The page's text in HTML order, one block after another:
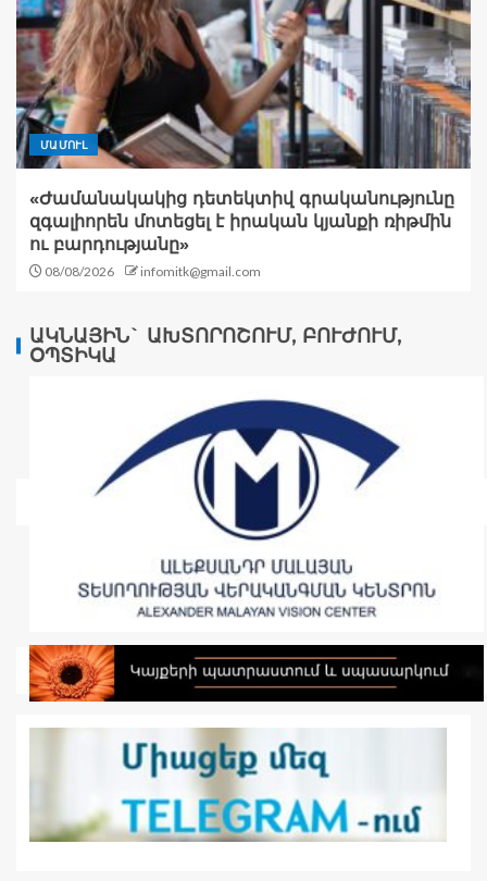
ՄԱՄՈՒԼ
«Ժամանակակից դետեկտիվ գրականությունը
զգալիորեն մոտեցել է իրական կյանքի ռիթմին
ու բարդությանը»
08/08/2026 infomitk@gmail.com
ԱԿՆԱՅԻՆ` ԱԽՏՈՐՈՇՈՒՄ, ԲՈՒԺՈՒՄ,
ՕՊՏԻԿԱ